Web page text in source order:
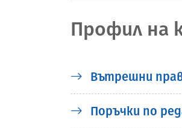
Профил на
Вътрешни
Поръчки по